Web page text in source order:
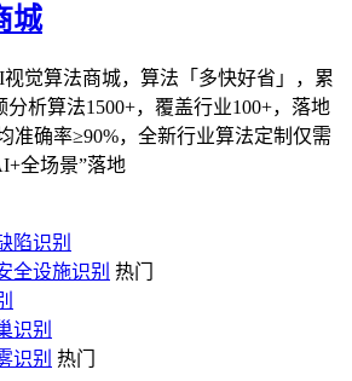
城
觉算法商城，算法「多快好省」，累
析算法1500+，覆盖行业100+，落地
准确率≥90%，全新行业算法定制仅需
全场景”落地
陷识别
全设施识别 热门
识别
识别 热门